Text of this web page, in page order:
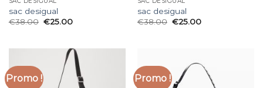
sac desigual
€38.00 €25.00
sac desigual
€38.00 €25.00
Promo ! Promo !